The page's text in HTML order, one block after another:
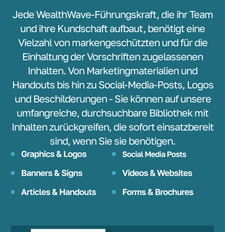
Jede WealthWave-Führungskraft, die ihr Team
und ihre Kundschaft aufbaut, benötigt eine
Vielzahl von markengeschützten und für die
Einhaltung der Vorschriften zugelassenen
Inhalten. Von Marketingmaterialien und
Handouts bis hin zu Social-Media-Posts, Logos
und Beschilderungen - Sie können auf unsere
umfangreiche, durchsuchbare Bibliothek mit
Inhalten zurückgreifen, die sofort einsatzbereit
sind, wenn Sie sie benötigen.